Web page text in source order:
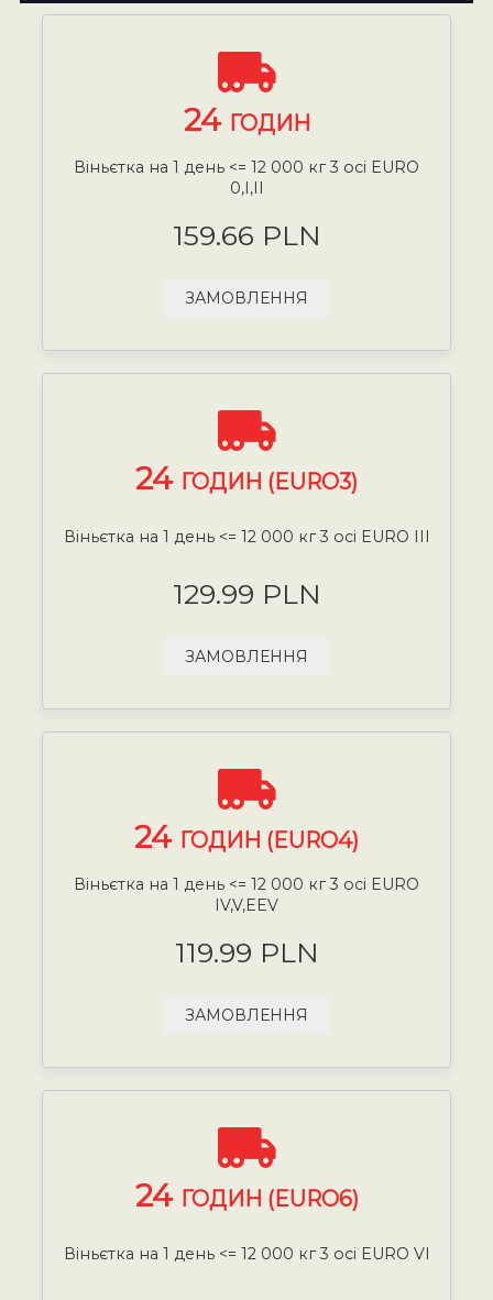
24 ГОДИН
Віньєтка на 1 день <= 12 000 кг 3 осі EURO
0,I,II
159.66 PLN
ЗАМОВЛЕННЯ
24 ГОДИН (EURO3)
Віньєтка на 1 день <= 12 000 кг 3 осі EURO III
129.99 PLN
ЗАМОВЛЕННЯ
24 ГОДИН (EURO4)
Віньєтка на 1 день <= 12 000 кг 3 осі EURO
IV,V,EEV
119.99 PLN
ЗАМОВЛЕННЯ
24 ГОДИН (EURO6)
Віньєтка на 1 день <= 12 000 кг 3 осі EURO VI